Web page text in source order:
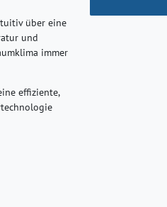
über eine
und
immer
effiziente,